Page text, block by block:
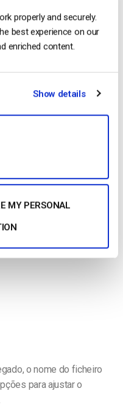
properly and securely.
best experience on our
enriched content.
Show details
MY PERSONAL
não só lhe permite
o nome do ficheiro
para ajustar o